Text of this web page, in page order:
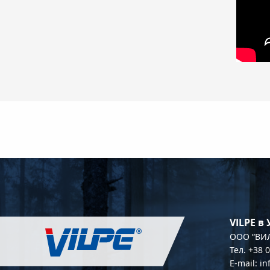
VILPE
OOO
Тел. +38
E-mail: